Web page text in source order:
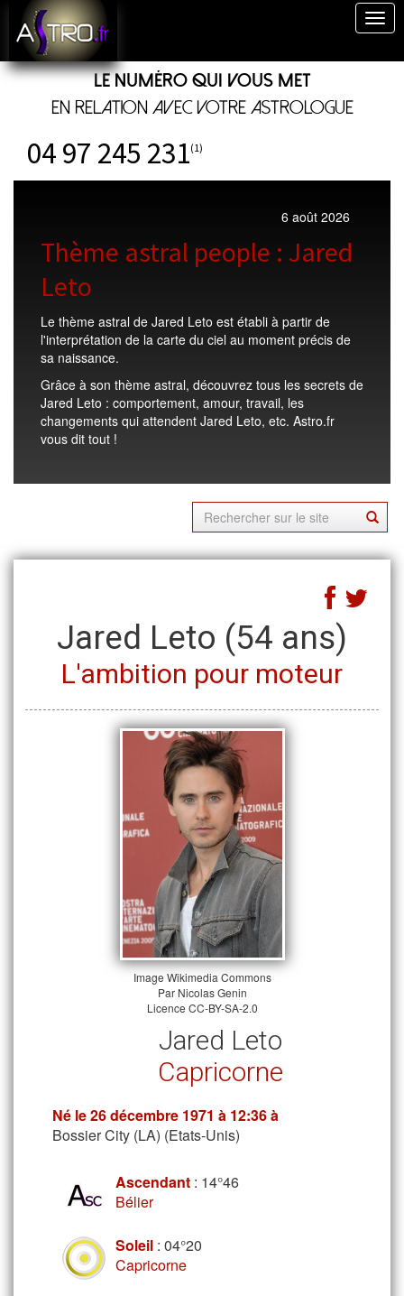
Le numéro qui vous met
en relation avec votre astrologue
04 97 245 231(1)
6 août 2026
Thème astral people : Jared
Leto
Le thème astral de Jared Leto est établi à partir de
l'interprétation de la carte du ciel au moment précis de
sa naissance.
Grâce à son thème astral, découvrez tous les secrets de
Jared Leto : comportement, amour, travail, les
changements qui attendent Jared Leto, etc. Astro.fr
vous dit tout !
Jared Leto (54 ans)
L'ambition pour moteur
Image Wikimedia Commons
Par Nicolas Genin
Licence CC-BY-SA-2.0
Jared Leto
Capricorne
Né le26 décembre 1971 à 12:36 à
Bossier City (LA) (Etats-Unis)
Ascendant : 14°46
Bélier
Soleil : 04°20
Capricorne